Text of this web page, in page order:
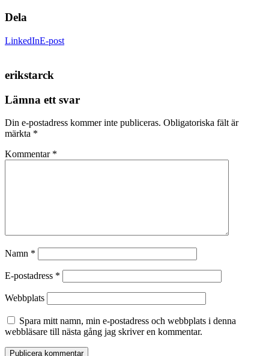
Dela
LinkedInE-post
erikstarck
Lämna ett svar
Din e-postadress kommer inte publiceras. Obligatoriska fält är
märkta *
Kommentar *
Namn *
E-postadress *
Webbplats
Spara mitt namn, min e-postadress och webbplats i denna
webbläsare till nästa gång jag skriver en kommentar.